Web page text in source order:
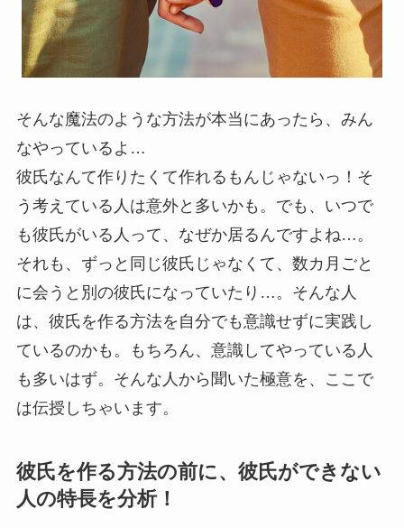
そんな魔法のような方法が本当にあったら、みん
なやっているよ…
彼氏なんて作りたくて作れるもんじゃないっ！そ
う考えている人は意外と多いかも。でも、いつで
も彼氏がいる人って、なぜか居るんですよね…。
それも、ずっと同じ彼氏じゃなくて、数カ月ごと
に会うと別の彼氏になっていたり…。そんな人
は、彼氏を作る方法を自分でも意識せずに実践し
ているのかも。もちろん、意識してやっている人
も多いはず。そんな人から聞いた極意を、ここで
は伝授しちゃいます。
彼氏を作る方法の前に、彼氏ができない
人の特長を分析！